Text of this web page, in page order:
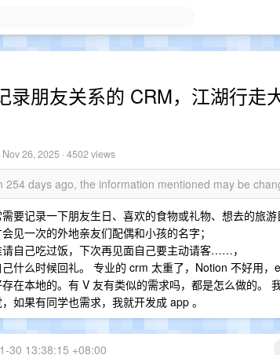
录朋友关系的 CRM，江湖行走
Nov 26, 2025 · 4502 views
254 days ago, the information mentioned may be
要记录一下朋友生日、喜欢的食物或礼物、想去的旅游
见一次的外地亲友们配偶和小孩的名字；
自己吃过饭，下次再见面自己要主动请客……，
什么时候回礼。 专业的 crm 太重了，Notion 不好用
在本地的。有 V 友有类似的需求吗，都是怎么做的。
如果有同学也需求，我就开发成 app 。
30 13:38:15 +08:00